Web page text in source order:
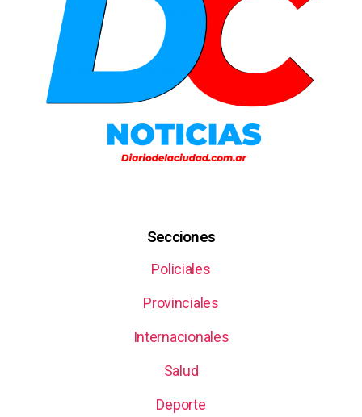
Secciones
Policiales
Provinciales
Internacionales
Salud
Deporte